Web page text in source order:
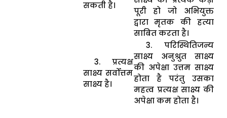
सकती है।
पूरी हो जो अभियुक्त
द्वारा मृतक की हत्या
साबित करता है।
3. प्रत्यक्ष
साक्ष्य सर्वोत्तम
साक्ष्य है।
3. परिस्थितिजन्य
साक्ष्य अनुश्रुत साक्ष्य
की अपेक्षा उत्तम साक्ष्य
होता है परंतु उसका
महत्व प्रत्यक्ष साक्ष्य की
अपेक्षा कम होता है।